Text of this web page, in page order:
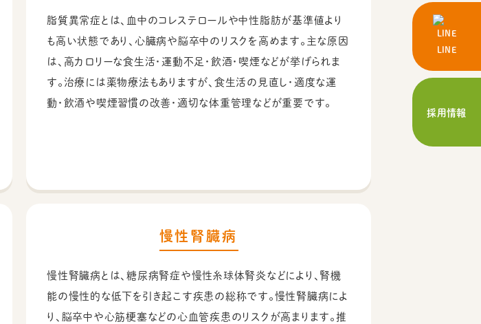
脂質異常症とは、血中のコレステロールや中性脂肪が基準値より
も高い状態であり、心臓病や脳卒中のリスクを高めます。主な原因
は、高カロリーな食生活・運動不足・飲酒・喫煙などが挙げられま
す。治療には薬物療法もありますが、食生活の見直し・適度な運
動・飲酒や喫煙習慣の改善・適切な体重管理などが重要です。
慢性腎臓病
慢性腎臓病とは、糖尿病腎症や慢性糸球体腎炎などにより、腎機
能の慢性的な低下を引き起こす疾患の総称です。慢性腎臓病によ
り、脳卒中や心筋梗塞などの心血管疾患のリスクが高まります。推
LINE
採用情報